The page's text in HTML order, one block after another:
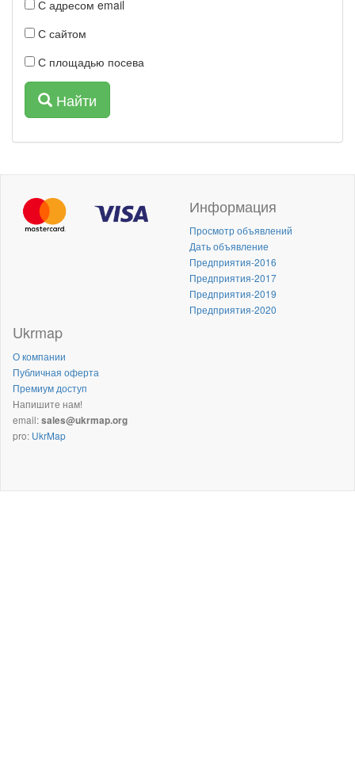
С адресом email
С сайтом
С площадью посева
Найти
Информация
Просмотр объявлений
Дать объявление
Предприятия-2016
Предприятия-2017
Предприятия-2019
Предприятия-2020
Ukrmap
О компании
Публичная оферта
Премиум доступ
Напишите нам!
email:sales@ukrmap.org
pro: UkrMap